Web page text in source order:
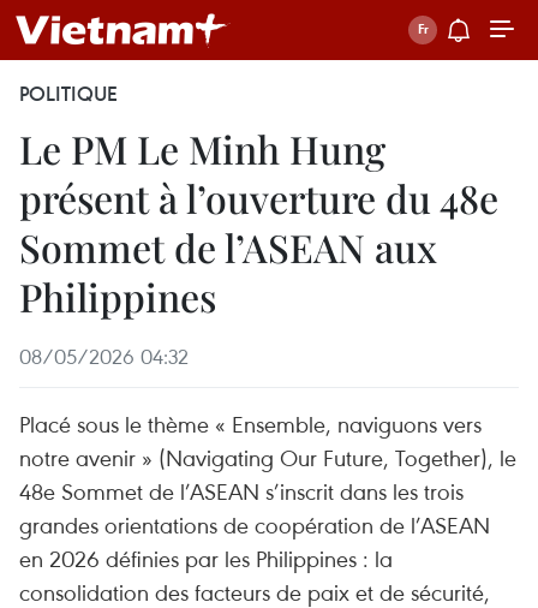
POLITIQUE
Le PM Le Minh Hung
présent à l’ouverture du 48e
Sommet de l’ASEAN aux
Philippines
08/05/2026 04:32
Placé sous le thème « Ensemble, naviguons vers
notre avenir » (Navigating Our Future, Together), le
48e Sommet de l’ASEAN s’inscrit dans les trois
grandes orientations de coopération de l’ASEAN
en 2026 définies par les Philippines : la
consolidation des facteurs de paix et de sécurité,